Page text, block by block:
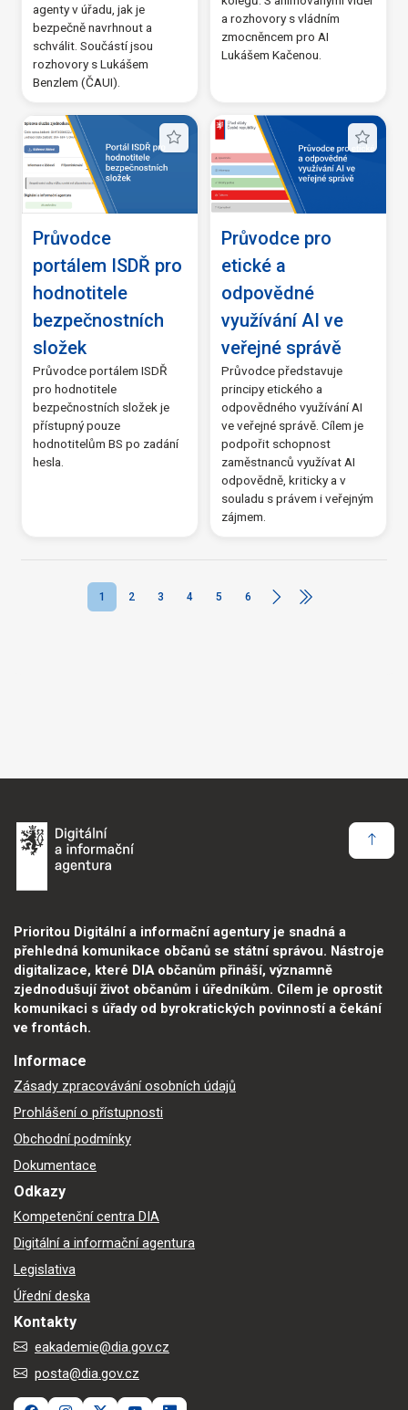
agenty v úřadu, jak je
bezpečně navrhnout a
schválit. Součástí jsou
rozhovory s Lukášem
Benzlem (ČAUI).
a rozhovory s vládním
zmocněncem pro AI
Lukášem Kačenou.
Průvodce
portálem ISDŘ pro
hodnotitele
bezpečnostních
složek
Průvodce portálem ISDŘ
pro hodnotitele
bezpečnostních složek je
přístupný pouze
hodnotitelům BS po zadání
hesla.
Průvodce pro
etické a
odpovědné
využívání AI ve
veřejné správě
Průvodce představuje
principy etického a
odpovědného využívání AI
ve veřejné správě. Cílem je
podpořit schopnost
zaměstnanců využívat AI
odpovědně, kriticky a v
souladu s právem i veřejným
zájmem.
1 2 3 4 5 6
Prioritou Digitální a informační agentury je snadná a
přehledná komunikace občanů se státní správou. Nástroje
digitalizace, které DIA občanům přináší, významně
zjednodušují život občanům i úředníkům. Cílem je oprostit
komunikaci s úřady od byrokratických povinností a čekání
ve frontách.
Informace
Zásady zpracovávání osobních údajů
Prohlášení o přístupnosti
Obchodní podmínky
Dokumentace
Odkazy
Kompetenční centra DIA
Digitální a informační agentura
Legislativa
Úřední deska
Kontakty
eakademie@dia.gov.cz
posta@dia.gov.cz